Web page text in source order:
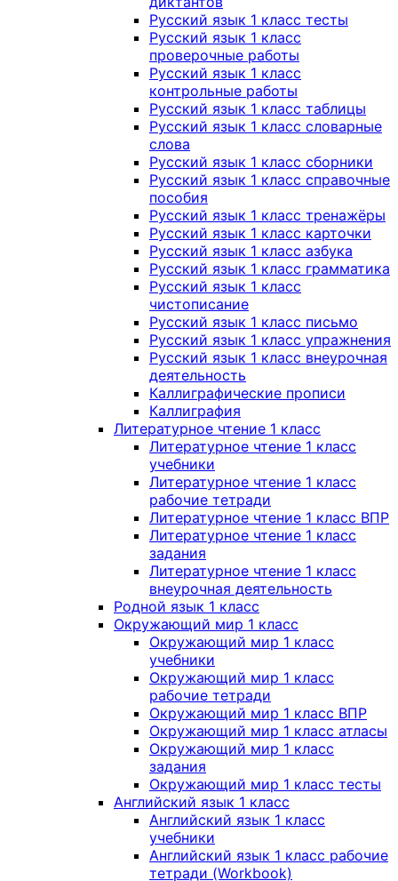
Русский язык 1 класс тесты
Русский язык 1 класс
проверочные работы
Русский язык 1 класс
контрольные работы
Русский язык 1 класс таблицы
Русский язык 1 класс словарные
слова
Русский язык 1 класс сборники
Русский язык 1 класс справочные
пособия
Русский язык 1 класс тренажёры
Русский язык 1 класс карточки
Русский язык 1 класс азбука
Русский язык 1 класс грамматика
Русский язык 1 класс
чистописание
Русский язык 1 класс письмо
Русский язык 1 класс упражнения
Русский язык 1 класс внеурочная
деятельность
Каллиграфические прописи
Каллиграфия
Литературное чтение 1 класс
Литературное чтение 1 класс
учебники
Литературное чтение 1 класс
рабочие тетради
Литературное чтение 1 класс ВПР
Литературное чтение 1 класс
задания
Литературное чтение 1 класс
внеурочная деятельность
Родной язык 1 класс
Окружающий мир 1 класс
Окружающий мир 1 класс
учебники
Окружающий мир 1 класс
рабочие тетради
Окружающий мир 1 класс ВПР
Окружающий мир 1 класс атласы
Окружающий мир 1 класс
задания
Окружающий мир 1 класс тесты
Английский язык 1 класс
Английский язык 1 класс
учебники
Английский язык 1 класс рабочие
тетради (Workbook)